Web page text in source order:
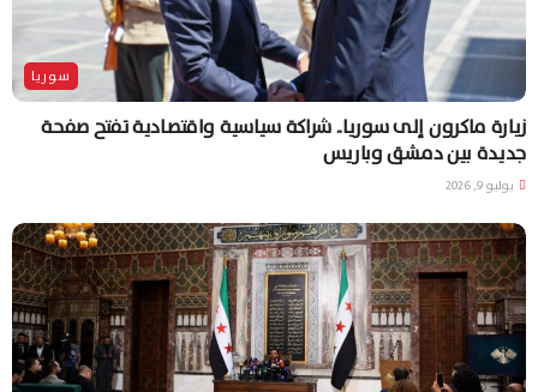
سوريا
زيارة ماكرون إلى سوريا.. شراكة سياسية واقتصادية تفتح صفحة
جديدة بين دمشق وباريس
يوليو 9, 2026